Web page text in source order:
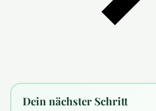
Dein nächster Schritt